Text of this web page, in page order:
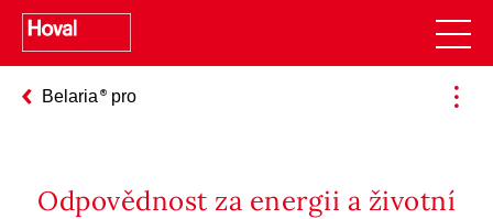
Belaria pro
Odpovědnost za energii a životní